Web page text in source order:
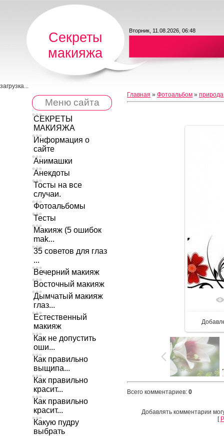
Секреты
макияжа
Вторник, 11.08.2026, 06:48
загрузка...
Меню сайта
СЕКРЕТЫ
МАКИЯЖА
Информация о
сайте
Анимашки
Анекдоты
Тосты на все
случаи.
Фотоальбомы
Тесты
Макияж (5 ошибок
mak...
35 советов для глаз
...
Вечерний макияж
Восточный макияж
Дымчатый макияж
глаз...
Естественный
макияж
Как не допустить
оши...
Как правильно
выщипа...
Как правильно
красит...
Как правильно
красит...
Какую пудру
выбрать
Главная » Фотоальбом » природа
Всего комментариев: 0
Добавлять комментарии
[